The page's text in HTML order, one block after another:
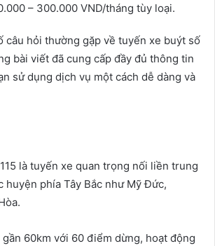
– 300.000 VND/tháng tùy loại.
câu hỏi thường gặp về tuyến xe buýt số
bài viết đã cung cấp đầy đủ thông tin
sử dụng dịch vụ một cách dễ dàng và
là tuyến xe quan trọng nối liền trung
huyện phía Tây Bắc như Mỹ Đức,
60km với 60 điểm dừng, hoạt động